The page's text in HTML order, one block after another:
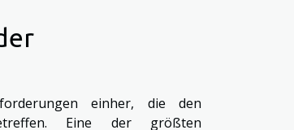
einher, die den
Eine der größten